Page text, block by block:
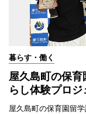
暮らす・働く
屋久島町の保
らし体験プロジ
屋久島町の保育園留